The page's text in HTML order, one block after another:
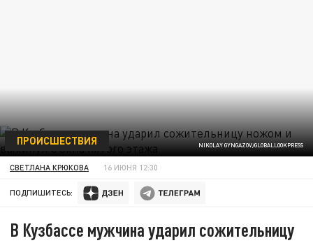
NIKOLAY GYNGAZOV/GLOBALLOOKPRESS
ПРОИСШЕСТВИЯ
СВЕТЛАНА КРЮКОВА 16 ИЮНЯ 12:30
ПОДПИШИТЕСЬ:
В Кузбассе мужчина ударил сожительницу